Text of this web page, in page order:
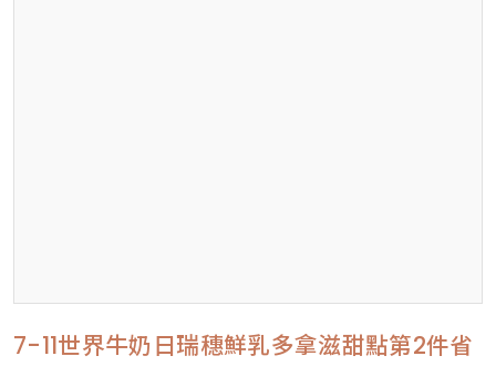
7-11世界牛奶日瑞穗鮮乳多拿滋甜點第2件省